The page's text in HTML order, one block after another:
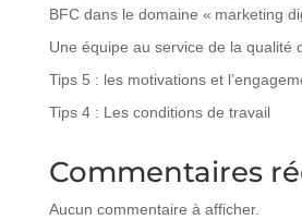
BFC dans le domaine « marketing
Une équipe au service de la qualité
Tips 5 : les motivations et
Tips 4 : Les conditions de travail
Commentaires
Aucun commentaire à afficher.